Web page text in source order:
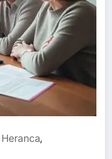
Heranca,